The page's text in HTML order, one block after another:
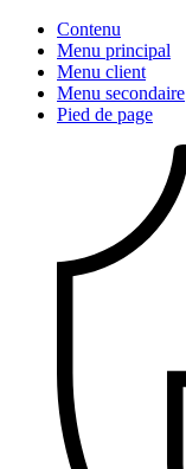
Contenu
Menu principal
Menu client
Menu secondaire
Pied de page